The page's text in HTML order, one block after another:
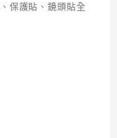
保護貼、鏡頭貼全